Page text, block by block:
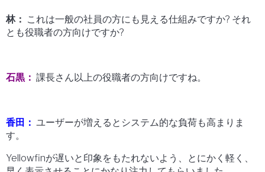
林： これは一般の社員の方にも見える仕組みですか? それ
とも役職者の方向けですか?
石黒： 課長さん以上の役職者の方向けですね。
香田： ユーザーが増えるとシステム的な負荷も高まりま
す。
Yellowfinが遅いと印象をもたれないよう、とにかく軽く、